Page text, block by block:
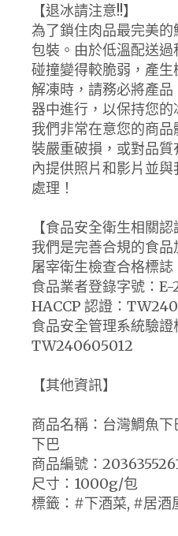
【退冰請注意!!】
為了鎖住肉品最完美
包裝。由於低溫配送
碰撞變得較脆弱，產生
解凍時，請務必將產
器中進行，以保持您的
我們非常在意您的商
裝嚴重破損，或對品
內提供照片和影片並
處理！
【食品安全衛生相關認
我們是完善合規的食
屠宰衛生檢查合格標
食品業者登錄字號：
HACCP 認證：
食品安全管理系統驗
TW240605012
【其他資訊】
商品名稱：台灣鯛魚
下巴
商品編號：
尺寸：1000g/包
標籤：#下酒菜, #居酒